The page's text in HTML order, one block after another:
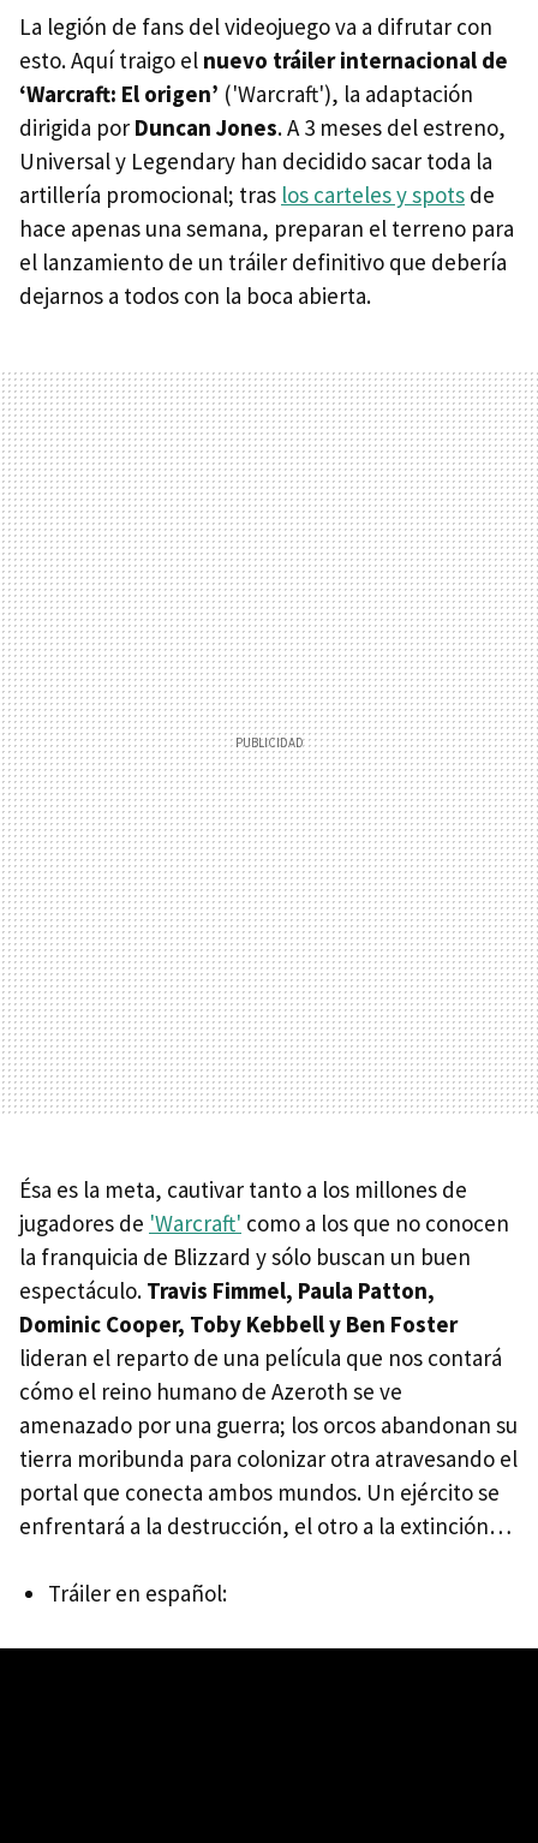
La legión de fans del videojuego va a difrutar con
esto. Aquí traigo el nuevo tráiler internacional de
‘Warcraft: El origen’ ('Warcraft'), la adaptación
dirigida por Duncan Jones. A 3 meses del estreno,
Universal y Legendary han decidido sacar toda la
artillería promocional; tras los carteles y spots de
hace apenas una semana, preparan el terreno para
el lanzamiento de un tráiler definitivo que debería
dejarnos a todos con la boca abierta.
Ésa es la meta, cautivar tanto a los millones de
jugadores de 'Warcraft' como a los que no conocen
la franquicia de Blizzard y sólo buscan un buen
espectáculo. Travis Fimmel, Paula Patton,
Dominic Cooper, Toby Kebbell y Ben Foster
lideran el reparto de una película que nos contará
cómo el reino humano de Azeroth se ve
amenazado por una guerra; los orcos abandonan su
tierra moribunda para colonizar otra atravesando el
portal que conecta ambos mundos. Un ejército se
enfrentará a la destrucción, el otro a la extinción…
Tráiler en español: